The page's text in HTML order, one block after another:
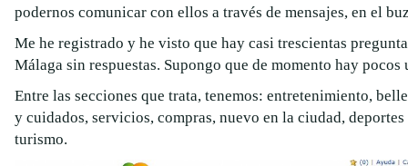
podernos comunicar con ellos a través de mensajes, en el
Me he registrado y he visto que hay casi trescientas
Málaga sin respuestas. Supongo que de momento hay pocos
Entre las secciones que trata, tenemos: entretenimiento,
y cuidados, servicios, compras, nuevo en la ciudad,
turismo.